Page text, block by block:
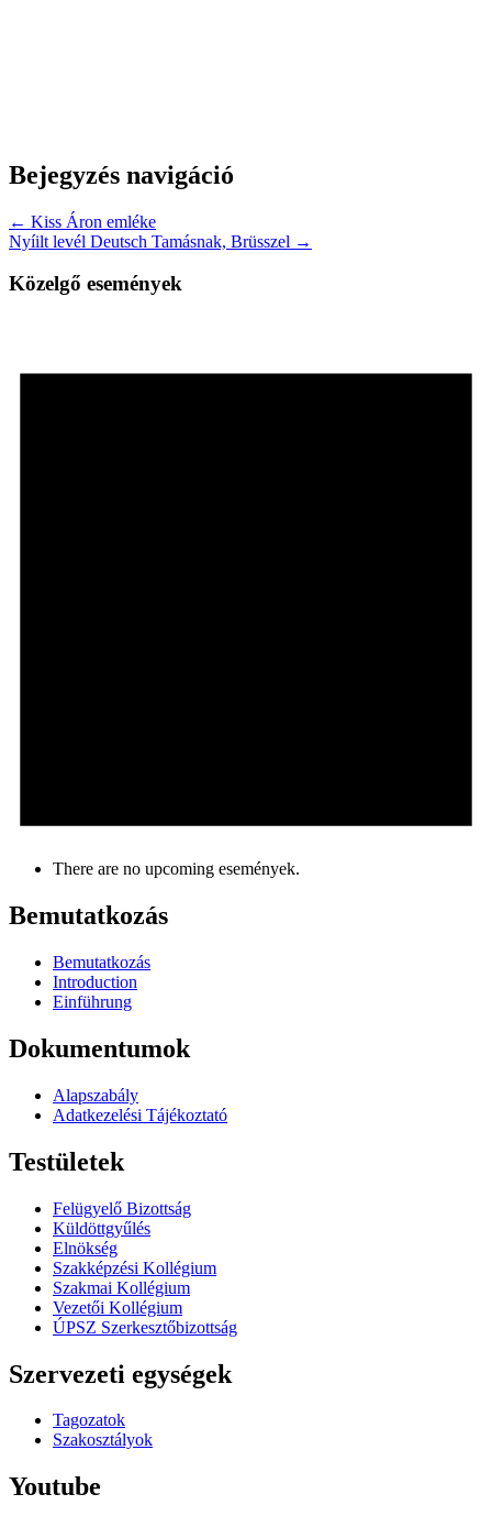
Bejegyzés navigáció
← Kiss Áron emléke
Nyíilt levél Deutsch Tamásnak, Brüsszel →
Közelgő események
There are no upcoming események.
Bemutatkozás
Bemutatkozás
Introduction
Einführung
Dokumentumok
Alapszabály
Adatkezelési Tájékoztató
Testületek
Felügyelő Bizottság
Küldöttgyűlés
Elnökség
Szakképzési Kollégium
Szakmai Kollégium
Vezetői Kollégium
ÚPSZ Szerkesztőbizottság
Szervezeti egységek
Tagozatok
Szakosztályok
Youtube